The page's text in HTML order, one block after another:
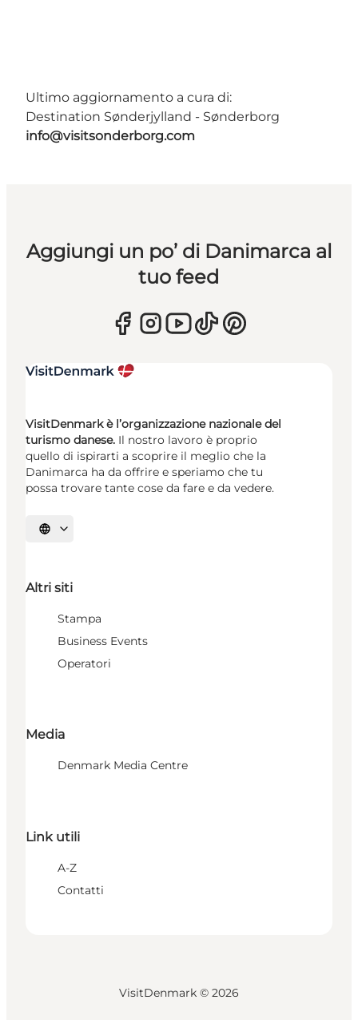
Ultimo aggiornamento a cura di:
Destination Sønderjylland - Sønderborg
info@visitsonderborg.com
Aggiungi un po’ di Danimarca al
tuo feed
VisitDenmark è l’organizzazione nazionale del
turismo danese. Il nostro lavoro è proprio
quello di ispirarti a scoprire il meglio che la
Danimarca ha da offrire e speriamo che tu
possa trovare tante cose da fare e da vedere.
Seleziona la lingua
Altri siti
Stampa
Business Events
Operatori
Media
Denmark Media Centre
Link utili
A-Z
Contatti
VisitDenmark © 2026